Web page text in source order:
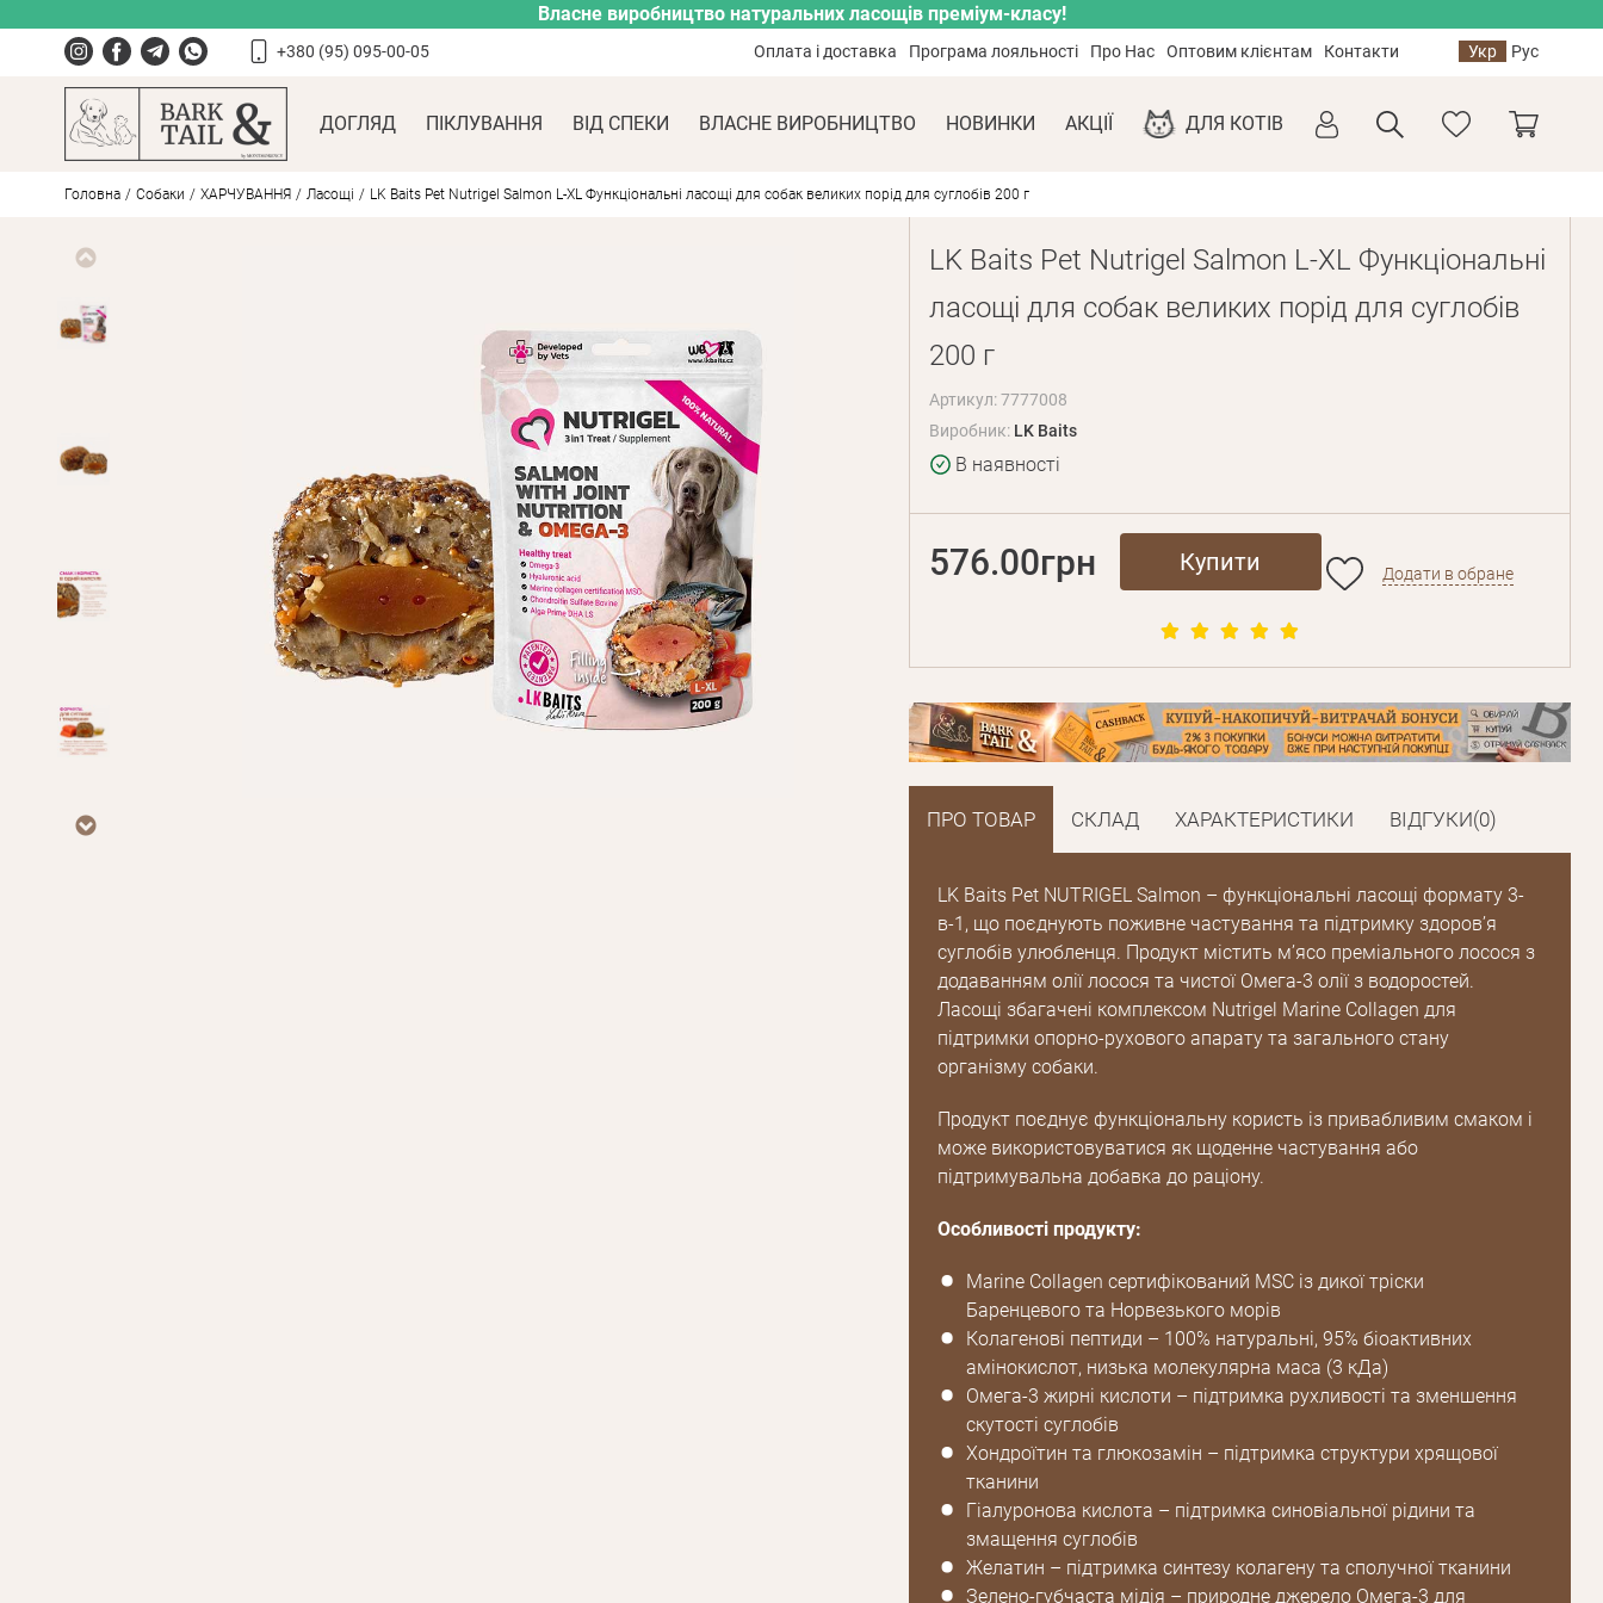
Власне виробництво натуральних ласощів преміум-класу!
+380 (95) 095-00-05 Оплата і доставка Програма лояльності Про Нас Оптовим клієнтам Контакти Укр Рус
ДОГЛЯД ПІКЛУВАННЯ ВІД СПЕКИ ВЛАСНЕ ВИРОБНИЦТВО НОВИНКИ АКЦІЇ ДЛЯ КОТІВ
Головна Собаки ХАРЧУВАННЯ Ласощі LK Baits Pet Nutrigel Salmon L-XL Функціональні ласощі для собак великих порід для суглобів 200 г
LK Baits Pet Nutrigel Salmon L-XL Функціональні
ласощі для собак великих порід для суглобів
200 г
Артикул: 7777008
Виробник: LK Baits
В наявності
576.00грн Купити Додати в обране
ПРО ТОВАР СКЛАД ХАРАКТЕРИСТИКИ ВІДГУКИ(0)
LK Baits Pet NUTRIGEL Salmon – функціональні ласощі формату 3-
в-1, що поєднують поживне частування та підтримку здоров’я
суглобів улюбленця. Продукт містить м’ясо преміального лосося з
додаванням олії лосося та чистої Омега-3 олії з водоростей.
Ласощі збагачені комплексом Nutrigel Marine Collagen для
підтримки опорно-рухового апарату та загального стану
організму собаки.
Продукт поєднує функціональну користь із привабливим смаком і
може використовуватися як щоденне частування або
підтримувальна добавка до раціону.
Особливості продукту:
Marine Collagen сертифікований MSC із дикої тріски
Баренцевого та Норвезького морів
Колагенові пептиди – 100% натуральні, 95% біоактивних
амінокислот, низька молекулярна маса (3 кДа)
Омега-3 жирні кислоти – підтримка рухливості та зменшення
скутості суглобів
Хондроїтин та глюкозамін – підтримка структури хрящової
тканини
Гіалуронова кислота – підтримка синовіальної рідини та
змащення суглобів
Желатин – підтримка синтезу колагену та сполучної тканини
Зелено-губчаста мідія – природне джерело Омега-3 для